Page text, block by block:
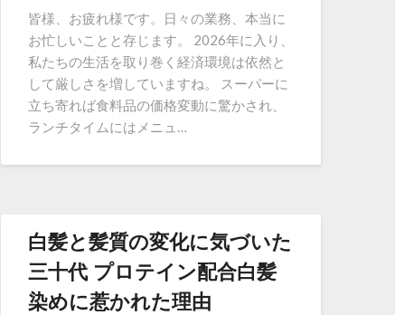
皆様、お疲れ様です。日々の業務、本当に
お忙しいことと存じます。 2026年に入り、
私たちの生活を取り巻く経済環境は依然と
して厳しさを増していますね。 スーパーに
立ち寄れば食料品の価格変動に驚かされ、
ランチタイムにはメニュ…
白髪と髪質の変化に気づいた
三十代 プロテイン配合白髪
染めに惹かれた理由